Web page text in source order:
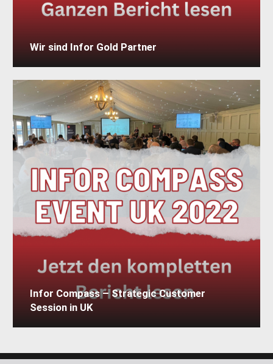
Wir sind Infor Gold Partner
Infor Compass – Strategic Customer
Session in UK